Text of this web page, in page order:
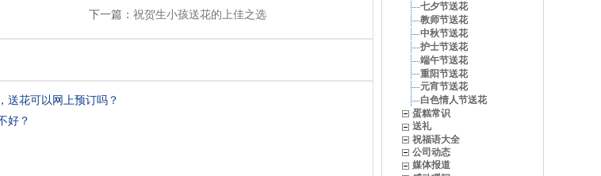
下一篇：祝贺生小孩送花的上佳之选
送花可以网上预订吗？
好？
七夕节送花
教师节送花
中秋节送花
护士节送花
端午节送花
重阳节送花
元宵节送花
白色情人节送花
蛋糕常识
送礼
祝福语大全
公司动态
媒体报道